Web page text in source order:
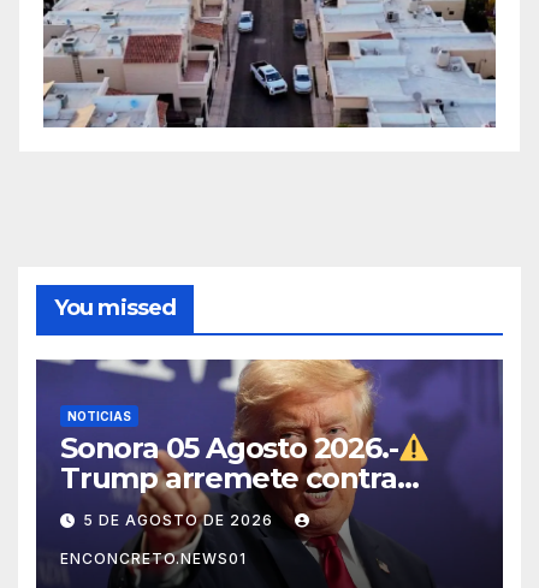
You missed
NOTICIAS
Sonora 05 Agosto 2026.-
Trump arremete contra
México, Canadá y otras
potencias por supuestos
abusos comerciales
5 DE AGOSTO DE 2026
ENCONCRETO.NEWS01